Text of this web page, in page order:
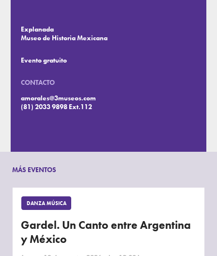
Explanada
Museo de Historia Mexicana
Evento gratuito
CONTACTO
amorales@3museos.com
(81) 2033 9898 Ext.112
MÁS EVENTOS
DANZA MÚSICA
Gardel. Un Canto entre Argentina
y México